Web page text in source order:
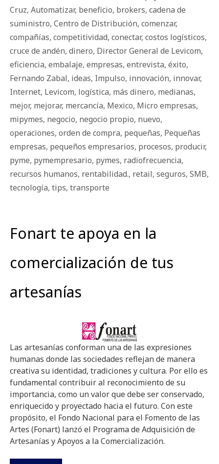
Cruz, Automatizar, beneficio, brokers, cadena de
suministro, Centro de Distribución, comenzar,
compañías, competitividad, conectar, costos logísticos,
cruce de andén, dinero, Director General de Levicom,
eficiencia, embalaje, empresas, entrevista, éxito,
Fernando Zabal, ideas, Impulso, innovación, innovar,
Internet, Levicom, logística, más dinero, medianas,
mejor, mejorar, mercancía, Mexico, Micro empresas,
mipymes, negocio, negocio propio, nuevo,
operaciones, orden de compra, pequeñas, Pequeñas
empresas, pequeños empresarios, procesos, producir,
pyme, pymempresario, pymes, radiofrecuencia,
recursos humanos, rentabilidad., retail, seguros, SMB,
tecnología, tips, transporte
Fonart te apoya en la
comercialización de tus
artesanías
Las artesanías conforman una de las expresiones
humanas donde las sociedades reflejan de manera
creativa su identidad, tradiciones y cultura. Por ello es
fundamental contribuir al reconocimiento de su
importancia, como un valor que debe ser conservado,
enriquecido y proyectado hacia el futuro. Con este
propósito, el Fondo Nacional para el Fomento de las
Artes (Fonart) lanzó el Programa de Adquisición de
Artesanías y Apoyos a la Comercialización.